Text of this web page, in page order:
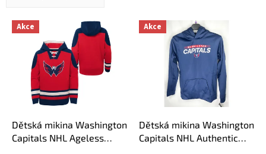
Nejprodávanější
Abecedně
V Akce
Dětská mikina Washington
Capitals NHL Ageless
Akce
Dětská mikina Washington
Capitals NHL Authentic